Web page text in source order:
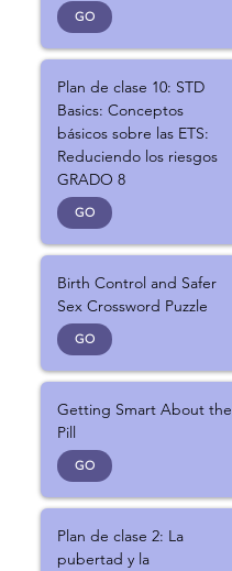
GO
Plan de clase 10: STD
Basics: Conceptos
básicos sobre las ETS:
Reduciendo los riesgos
GRADO 8
GO
Birth Control and Safer
Sex Crossword Puzzle
GO
Getting Smart About the
Pill
GO
Plan de clase 2: La
pubertad y la